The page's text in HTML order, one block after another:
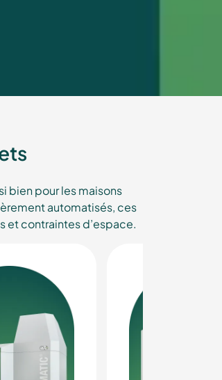
bien pour les maisons
automatisés, ces
et contraintes d’espace.